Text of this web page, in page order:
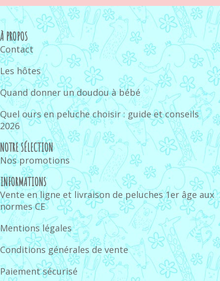
À PROPOS
Contact
Les hôtes
Quand donner un doudou à bébé
Quel ours en peluche choisir : guide et conseils
2026
NOTRE SÉLECTION
Nos promotions
INFORMATIONS
Vente en ligne et livraison de peluches 1er âge aux
normes CE
Mentions légales
Conditions générales de vente
Paiement sécurisé